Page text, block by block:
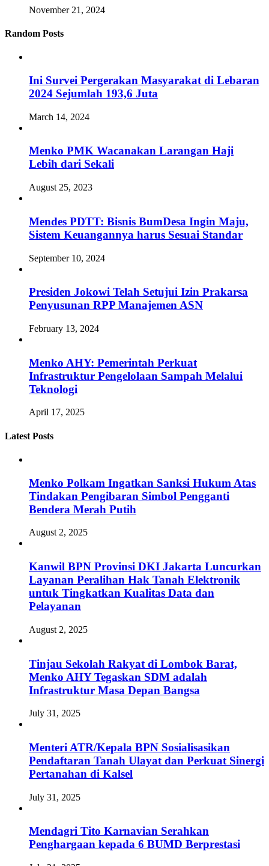
November 21, 2024
Random Posts
Ini Survei Pergerakan Masyarakat di Lebaran
2024 Sejumlah 193,6 Juta
March 14, 2024
Menko PMK Wacanakan Larangan Haji
Lebih dari Sekali
August 25, 2023
Mendes PDTT: Bisnis BumDesa Ingin Maju,
Sistem Keuangannya harus Sesuai Standar
September 10, 2024
Presiden Jokowi Telah Setujui Izin Prakarsa
Penyusunan RPP Manajemen ASN
February 13, 2024
Menko AHY: Pemerintah Perkuat
Infrastruktur Pengelolaan Sampah Melalui
Teknologi
April 17, 2025
Latest Posts
Menko Polkam Ingatkan Sanksi Hukum Atas
Tindakan Pengibaran Simbol Pengganti
Bendera Merah Putih
August 2, 2025
Kanwil BPN Provinsi DKI Jakarta Luncurkan
Layanan Peralihan Hak Tanah Elektronik
untuk Tingkatkan Kualitas Data dan
Pelayanan
August 2, 2025
Tinjau Sekolah Rakyat di Lombok Barat,
Menko AHY Tegaskan SDM adalah
Infrastruktur Masa Depan Bangsa
July 31, 2025
Menteri ATR/Kepala BPN Sosialisasikan
Pendaftaran Tanah Ulayat dan Perkuat Sinergi
Pertanahan di Kalsel
July 31, 2025
Mendagri Tito Karnavian Serahkan
Penghargaan kepada 6 BUMD Berprestasi